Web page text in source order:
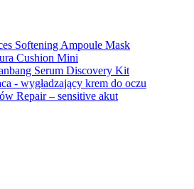
Softening Ampoule Mask
Cushion Mini
Serum Discovery Kit
- wygładzający krem do oczu
Repair – sensitive akut